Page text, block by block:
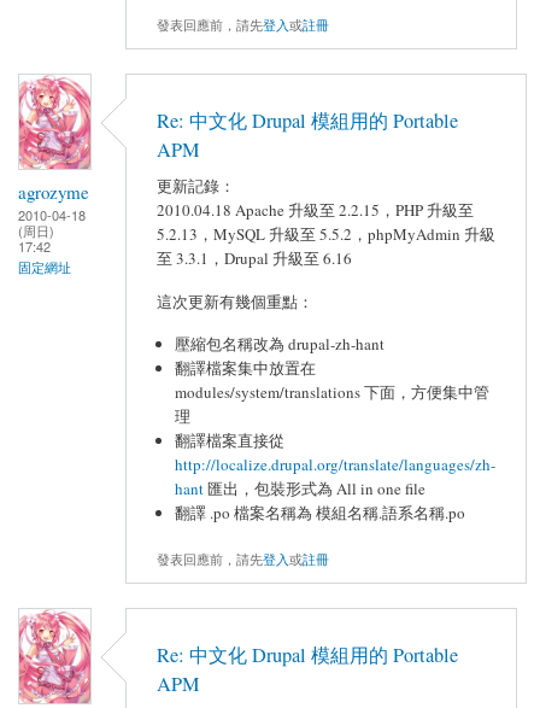
發表回應前，請先登入或註冊
agrozyme
2010-04-18
(周日)
17:42
固定網址
Re: 中文化 Drupal 模組用的 Portable
APM
更新記錄：
2010.04.18 Apache 升級至 2.2.15，PHP 升級至
5.2.13，MySQL 升級至 5.5.2，phpMyAdmin 升級
至 3.3.1，Drupal 升級至 6.16
這次更新有幾個重點：
壓縮包名稱改為 drupal-zh-hant
翻譯檔案集中放置在
modules/system/translations 下面，方便集中管
理
翻譯檔案直接從
http://localize.drupal.org/translate/languages/zh-
hant匯出，包裝形式為 All in one file
翻譯 .po 檔案名稱為 模組名稱.語系名稱.po
發表回應前，請先登入或註冊
Re: 中文化 Drupal 模組用的 Portable
APM